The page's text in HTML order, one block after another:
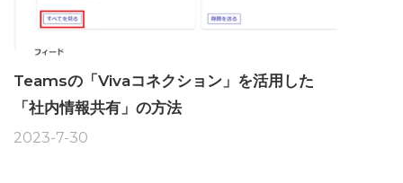
Teamsの「Vivaコネクション」を活用した
「社内情報共有」の方法
2023-7-30